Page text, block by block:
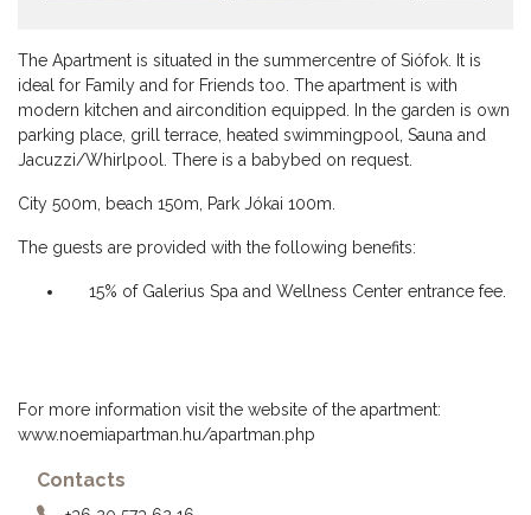
The Apartment is situated in the summercentre of Siófok. It is
ideal for Family and for Friends too. The apartment is with
modern kitchen and aircondition equipped. In the garden is own
parking place, grill terrace, heated swimmingpool, Sauna and
Jacuzzi/Whirlpool. There is a babybed on request.
City 500m, beach 150m, Park Jókai 100m.
The guests are provided with the following benefits:
15% of Galerius Spa and Wellness Center entrance fee.
For more information visit the website of the apartment:
www.noemiapartman.hu/apartman.php
Contacts